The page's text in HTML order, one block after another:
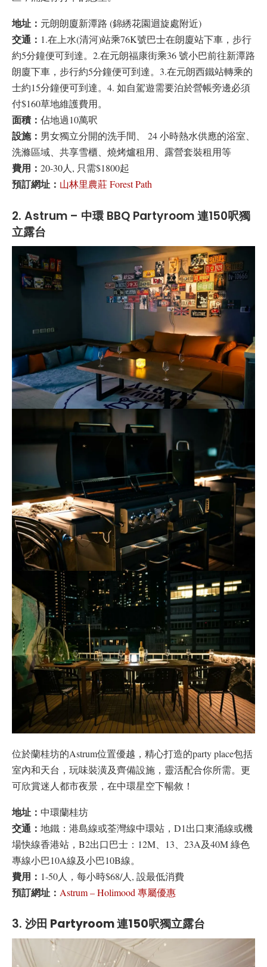
地址： 元朗朗廈新潭路 (錦綉花園迴旋處附近)
交通： 1.在上水(清河)站乘76K號巴士在朗廈站下車，步行
約5分鐘便可到達。2.在元朗福康街乘36 號小巴前往新潭路
朗廈下車，步行約5分鐘便可到達。3.在元朗西鐵站轉乘的
士約15分鐘便可到達。4. 如自駕遊需要泊於營帳旁邊必須
付$160草地維護費用。
面積： 佔地過10萬呎
設施： 男女獨立分開的洗手間、 24 小時熱水供應的浴室、
洗滌區域、共享雪櫃、燒烤爐租用、露營套裝租用等
費用： 20-30人, 只需$1800起
預訂網址： 山林里農莊 Forest Path
2. Astrum – 中環 BBQ Partyroom 連150呎獨
立露台
位於蘭桂坊的Astrum位置優越，精心打造的party place包括
室內和天台，玩味裝潢及齊備設施，靈活配合你所需。更
可欣賞迷人都市夜景，在中環星空下暢敘！
地址： 中環蘭桂坊
交通： 地鐵：港島線或荃灣線中環站，D1出口東涌線或機
場快線香港站，B2出口巴士：12M、13、23A及40M 綠色
專線小巴10A線及小巴10B線。
費用： 1-50人，每小時$68/人, 設最低消費
預訂網址： Astrum – Holimood 專屬優惠
3. 沙田 Partyroom 連150呎獨立露台